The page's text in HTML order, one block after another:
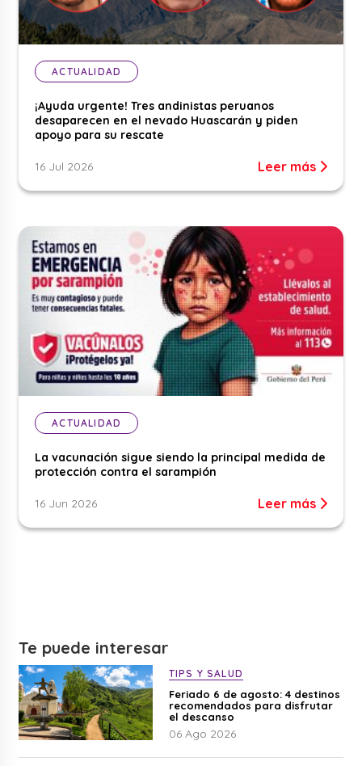
ACTUALIDAD
¡Ayuda urgente! Tres andinistas peruanos
desaparecen en el nevado Huascarán y piden
apoyo para su rescate
16 Jul 2026 Leer más
ACTUALIDAD
La vacunación sigue siendo la principal medida de
protección contra el sarampión
16 Jun 2026 Leer más
Te puede interesar
TIPS Y SALUD
Feriado 6 de agosto: 4 destinos
recomendados para disfrutar
el descanso
06 Ago 2026